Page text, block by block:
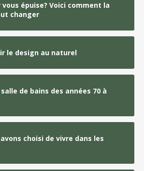
épuise? Voici comment la
changer
le design au naturel
de bains des années 70 à
choisi de vivre dans les